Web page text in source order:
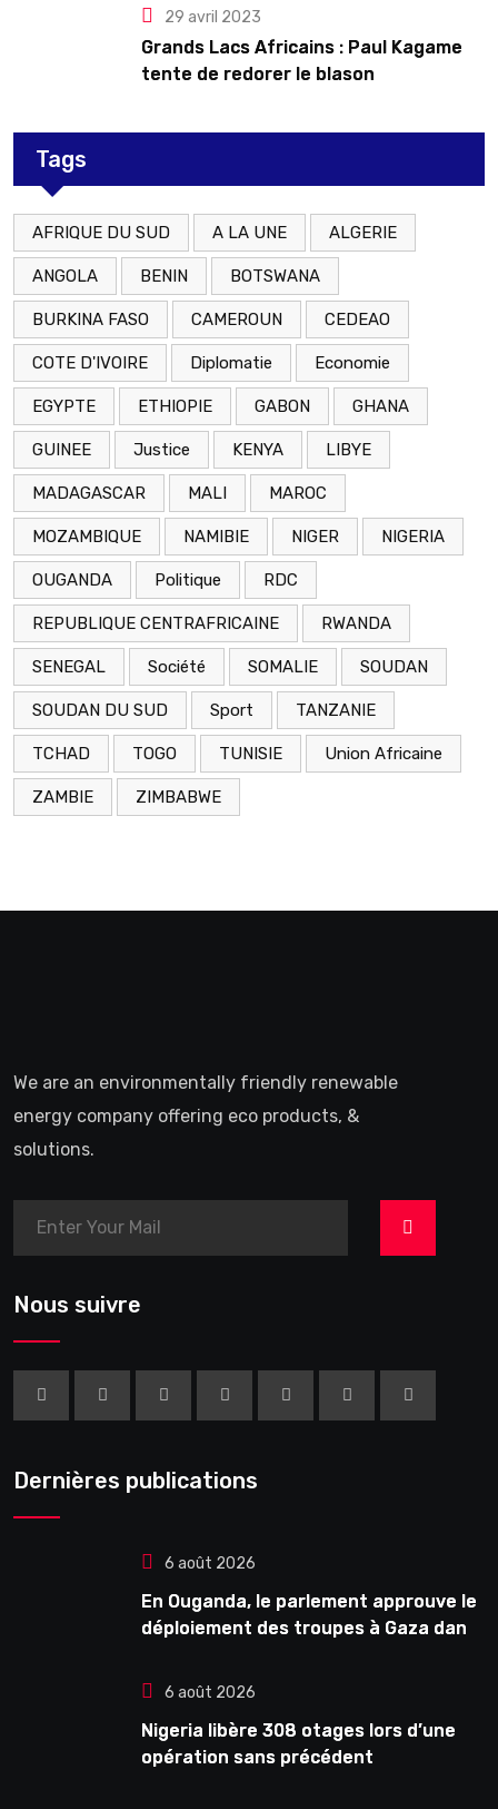
29 avril 2023
Grands Lacs Africains : Paul Kagame
tente de redorer le blason
Tags
AFRIQUE DU SUD A LA UNE ALGERIE
ANGOLA BENIN BOTSWANA
BURKINA FASO CAMEROUN CEDEAO
COTE D'IVOIRE Diplomatie Economie
EGYPTE ETHIOPIE GABON GHANA
GUINEE Justice KENYA LIBYE
MADAGASCAR MALI MAROC
MOZAMBIQUE NAMIBIE NIGER NIGERIA
OUGANDA Politique RDC
REPUBLIQUE CENTRAFRICAINE RWANDA
SENEGAL Société SOMALIE SOUDAN
SOUDAN DU SUD Sport TANZANIE
TCHAD TOGO TUNISIE Union Africaine
ZAMBIE ZIMBABWE
We are an environmentally friendly renewable
energy company offering eco products, &
solutions.
>
Nous suivre
Dernières publications
6 août 2026
En Ouganda, le parlement approuve le
déploiement des troupes à Gaza dans
6 août 2026
Nigeria libère 308 otages lors d’une
opération sans précédent